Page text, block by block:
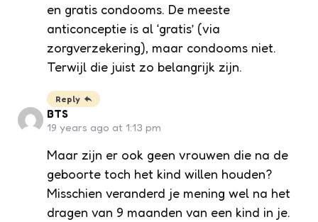
en gratis condooms. De meeste
anticonceptie is al ‘gratis’ (via
zorgverzekering), maar condooms niet.
Terwijl die juist zo belangrijk zijn.
Reply
BTS
19 years ago at 1:13 pm
Maar zijn er ook geen vrouwen die na de
geboorte toch het kind willen houden?
Misschien veranderd je mening wel na het
dragen van 9 maanden van een kind in je.